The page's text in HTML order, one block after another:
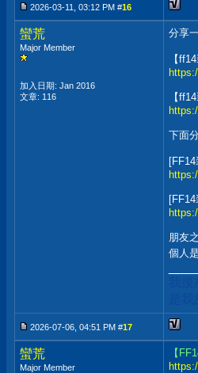
2026-03-11, 03:12 PM #16
蠻荒
Major Member
加入日期: Jan 2016
文章: 116
分享
【
【
下面
朋友
個人
2026-07-06, 04:51 PM #17
蠻荒
Major Member
【